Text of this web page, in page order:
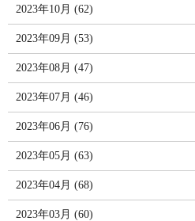
2023年10月 (62)
2023年09月 (53)
2023年08月 (47)
2023年07月 (46)
2023年06月 (76)
2023年05月 (63)
2023年04月 (68)
2023年03月 (60)